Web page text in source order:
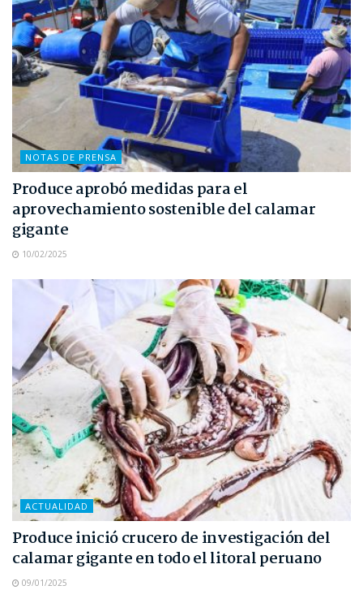
NOTAS DE PRENSA
Produce aprobó medidas para el
aprovechamiento sostenible del calamar
gigante
10/02/2025
ACTUALIDAD
Produce inició crucero de investigación del
calamar gigante en todo el litoral peruano
09/01/2025